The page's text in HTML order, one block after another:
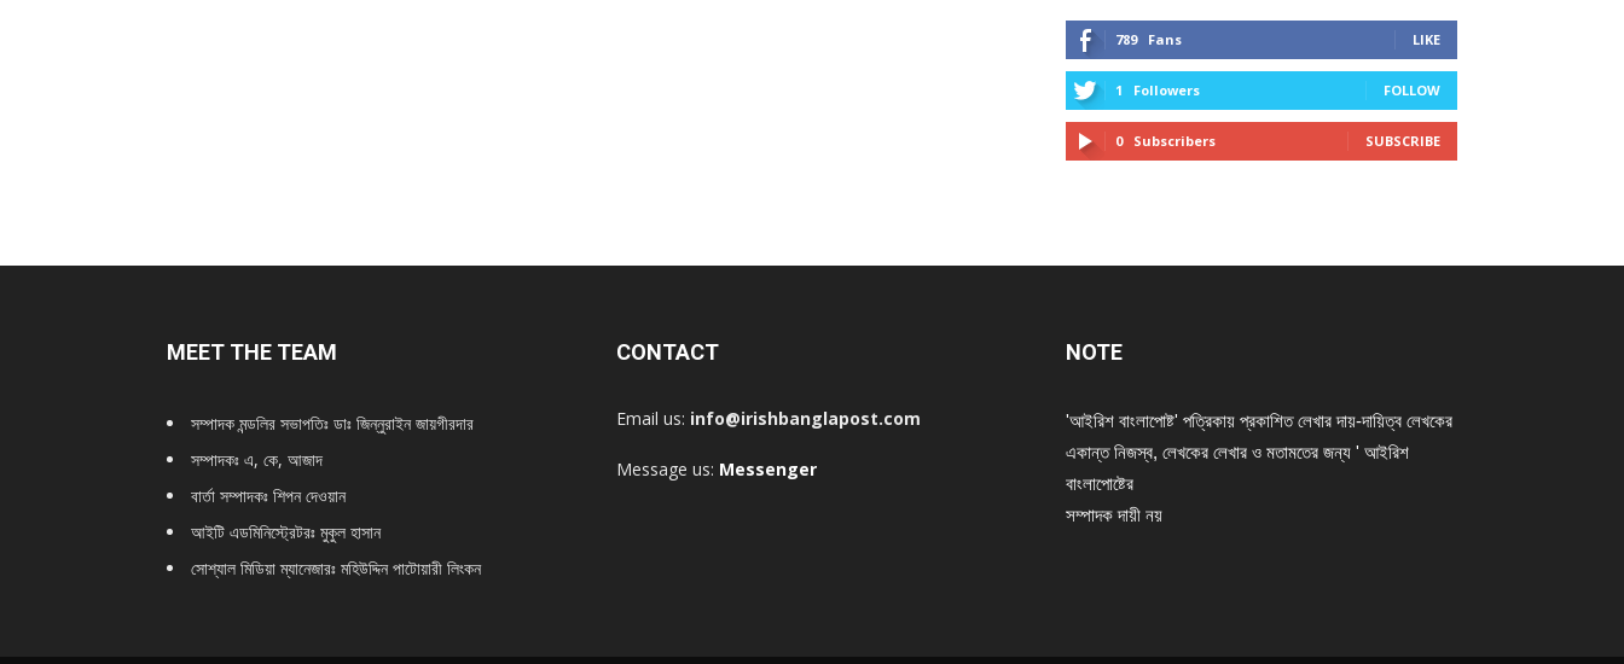
789 Fans LIKE
1 Followers FOLLOW
0 Subscribers SUBSCRIBE
MEET THE TEAM
সম্পাদক মন্ডলির সভাপতিঃ ডাঃ জিন্নুরাইন জায়গীরদার
সম্পাদকঃ এ, কে, আজাদ
বার্তা সম্পাদকঃ শিপন দেওয়ান
আইটি এডমিনিস্ট্রেটরঃ মুকুল হাসান
সোশ্যাল মিডিয়া ম্যানেজারঃ মহিউদ্দিন পাটোয়ারী লিংকন
CONTACT
Email us: info@irishbanglapost.com
Message us: Messenger
NOTE
'আইরিশ বাংলাপোষ্ট' পত্রিকায় প্রকাশিত লেখার দায়-দায়িত্ব লেখকের
একান্ত নিজস্ব, লেখকের লেখার ও মতামতের জন্য ' আইরিশ
বাংলাপোষ্টের
সম্পাদক দায়ী নয়